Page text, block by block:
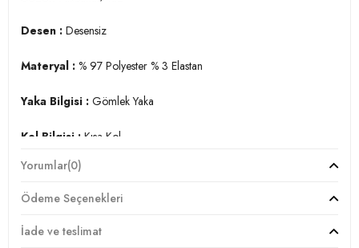
Desen : Desensiz
Materyal : % 97 Polyester % 3 Elastan
Yaka Bilgisi : Gömlek Yaka
Kol Bilgisi : Kısa Kol
Kalıp Bilgisi :
Detay :
-Bağlama detaylı
Yorumlar(0)
Ödeme Seçenekleri
İade ve teslimat